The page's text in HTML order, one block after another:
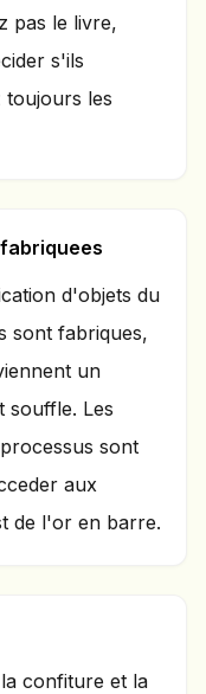
pas le livre,
s'ils
toujours les
d'objets du
sont fabriques,
un
souffle. Les
sont
aux
de l'or en barre.
confiture et la